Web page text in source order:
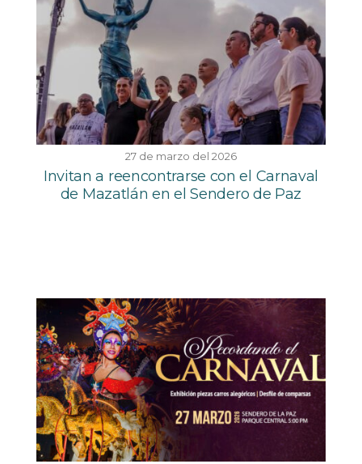
27 de marzo del 2026
Invitan a reencontrarse con el Carnaval
de Mazatlán en el Sendero de Paz